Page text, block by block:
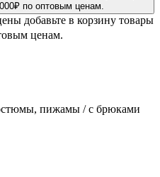
добавьте в корзину товары
ценам.
пижамы / с брюками